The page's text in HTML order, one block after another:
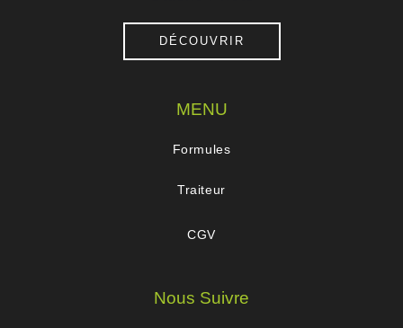
DÉCOUVRIR
MENU
Formules
Traiteur
CGV
Nous Suivre